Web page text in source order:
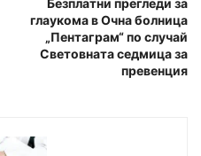
Безплатни прегледи за
глаукома в Очна болница
„Пентаграм“ по случай
Световната седмица за
превенция